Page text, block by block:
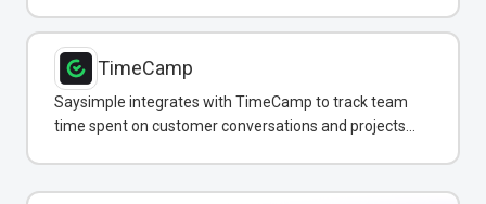
TimeCamp
Saysimple integrates with TimeCamp to track team
time spent on customer conversations and projects